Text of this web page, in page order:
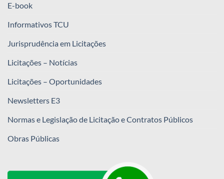
E-book
Informativos TCU
Jurisprudência em Licitações
Licitações – Notícias
Licitações – Oportunidades
Newsletters E3
Normas e Legislação de Licitação e Contratos Públicos
Obras Públicas